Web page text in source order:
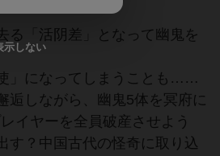
る「活阴差」となって幽鬼を
」になってしまうことも……
逅しながら、幽鬼5体を冥府に
イヤーを全員破産させよう
す？中国古代の怪奇に取り込
示しない